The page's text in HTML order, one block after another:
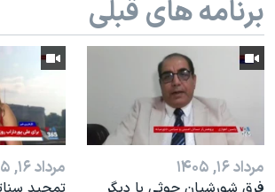
برنامه های قبلی
مرداد ۱۶, ۱۴۰۵ مرداد ۱۶, ۱۴۰۵